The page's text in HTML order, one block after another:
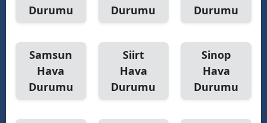
Durumu
Durumu
Durumu
Samsun
Hava
Durumu
Siirt
Hava
Durumu
Sinop
Hava
Durumu